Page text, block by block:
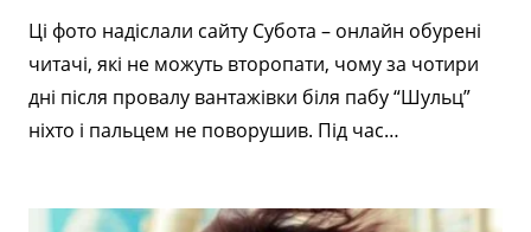
Ці фото надіслали сайту Субота – онлайн обурені
читачі, які не можуть второпати, чому за чотири
дні після провалу вантажівки біля пабу “Шульц”
ніхто і пальцем не поворушив. Під час…